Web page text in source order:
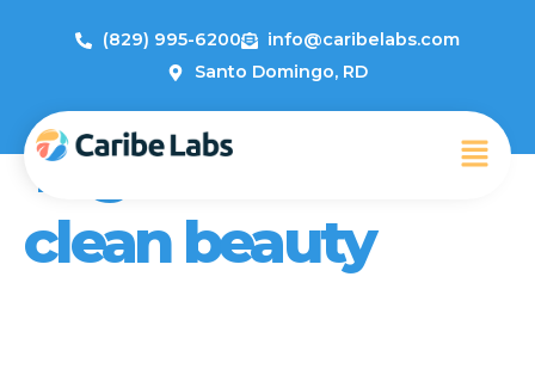
(829) 995-6200
info@caribelabs.com
Santo Domingo, RD
Tag:Cosmética
clean beauty